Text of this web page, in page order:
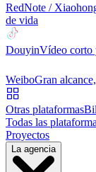
RedNote /
de vida
DouyinVídeo corto
WeiboGran
Otras plataformas
Todas las
Proyectos
La agencia